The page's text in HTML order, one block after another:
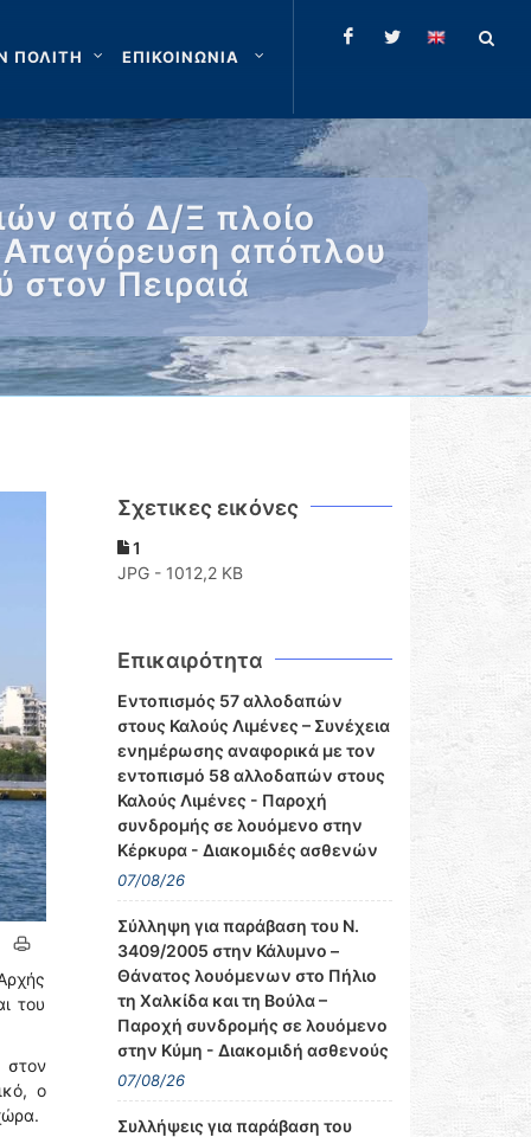
ΠΟΛΙΤΗ ΕΠΙΚΟΙΝΩΝΙΑ
από Δ/Ξ πλοίο
Απαγόρευση απόπλου
στον Πειραιά
του
στον
ο
Σχετικες εικόνες
1
JPG - 1012,2 KB
Επικαιρότητα
Εντοπισμός 57 αλλοδαπών
στους Καλούς Λιμένες – Συνέχεια
ενημέρωσης αναφορικά με τον
εντοπισμό 58 αλλοδαπών στους
Καλούς Λιμένες - Παροχή
συνδρομής σε λουόμενο στην
Κέρκυρα - Διακομιδές ασθενών
07/08/26
Σύλληψη για παράβαση του Ν.
3409/2005 στην Κάλυμνο –
Θάνατος λουόμενων στο Πήλιο
τη Χαλκίδα και τη Βούλα –
Παροχή συνδρομής σε λουόμενο
στην Κύμη - Διακομιδή ασθενούς
07/08/26
Συλλήψεις για παράβαση του